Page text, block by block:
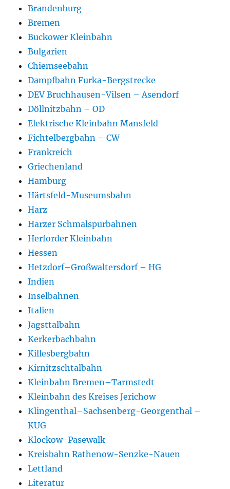
Brandenburg
Bremen
Buckower Kleinbahn
Bulgarien
Chiemseebahn
Dampfbahn Furka-Bergstrecke
DEV Bruchhausen-Vilsen – Asendorf
Döllnitzbahn – OD
Elektrische Kleinbahn Mansfeld
Fichtelbergbahn – CW
Frankreich
Griechenland
Hamburg
Härtsfeld-Museumsbahn
Harz
Harzer Schmalspurbahnen
Herforder Kleinbahn
Hessen
Hetzdorf–Großwaltersdorf – HG
Indien
Inselbahnen
Italien
Jagsttalbahn
Kerkerbachbahn
Killesbergbahn
Kirnitzschtalbahn
Kleinbahn Bremen–Tarmstedt
Kleinbahn des Kreises Jerichow
Klingenthal–Sachsenberg-Georgenthal –
KUG
Klockow-Pasewalk
Kreisbahn Rathenow-Senzke-Nauen
Lettland
Literatur